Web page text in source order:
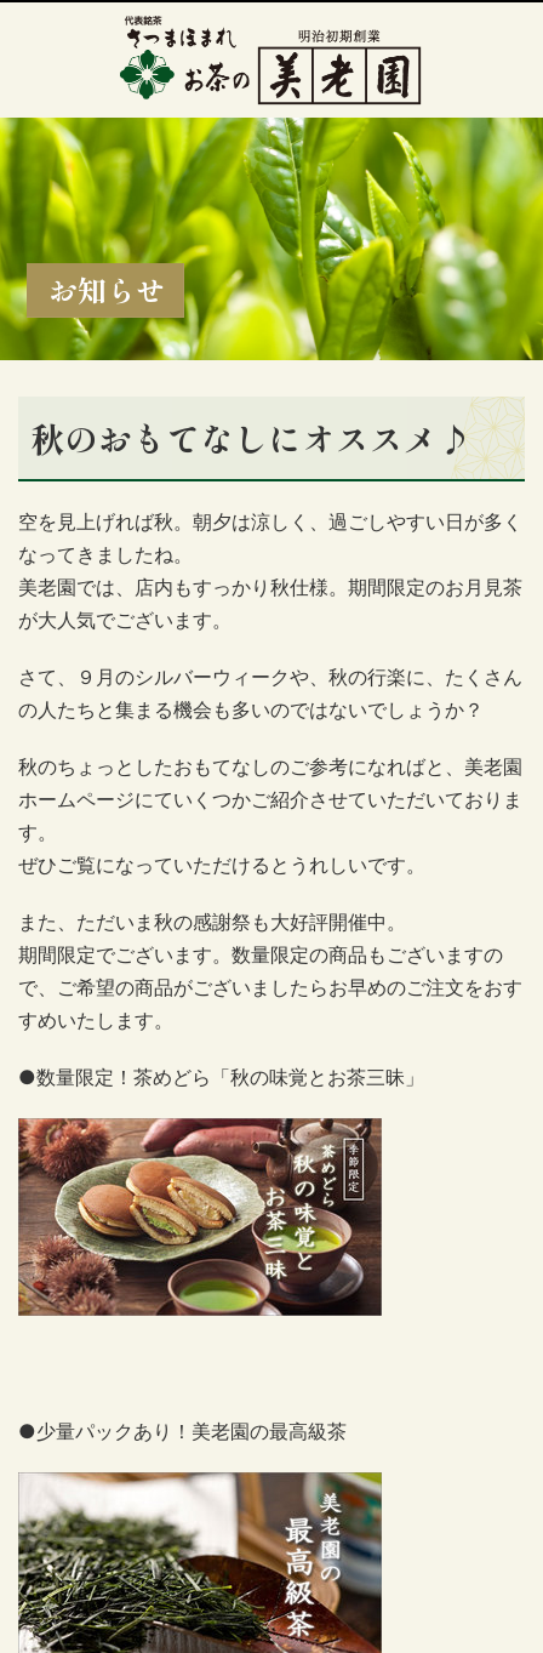
お知らせ
秋のおもてなしにオススメ♪
空を見上げれば秋。朝夕は涼しく、過ごしやすい日が多く
なってきましたね。
美老園では、店内もすっかり秋仕様。期間限定のお月見茶
が大人気でございます。
さて、９月のシルバーウィークや、秋の行楽に、たくさん
の人たちと集まる機会も多いのではないでしょうか？
秋のちょっとしたおもてなしのご参考になればと、美老園
ホームページにていくつかご紹介させていただいておりま
す。
ぜひご覧になっていただけるとうれしいです。
また、ただいま秋の感謝祭も大好評開催中。
期間限定でございます。数量限定の商品もございますの
で、ご希望の商品がございましたらお早めのご注文をおす
すめいたします。
●数量限定！茶めどら「秋の味覚とお茶三昧」
●少量パックあり！美老園の最高級茶